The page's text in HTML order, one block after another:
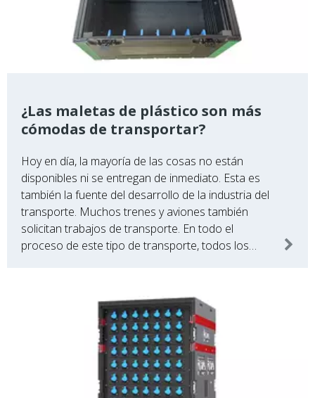
¿Las maletas de plástico son más
cómodas de transportar?
Hoy en día, la mayoría de las cosas no están
disponibles ni se entregan de inmediato. Esta es
también la fuente del desarrollo de la industria del
transporte. Muchos trenes y aviones también
solicitan trabajos de transporte. En todo el
proceso de este tipo de transporte, todos los